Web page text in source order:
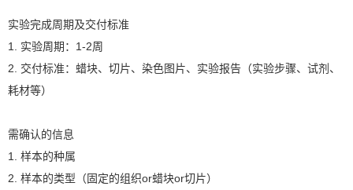
实验完成周期及交付标准
1. 实验周期：1-2周
2. 交付标准：蜡块、切片、染色图片、实验报告（实验步骤、试剂、
耗材等）
需确认的信息
1. 样本的种属
2. 样本的类型（固定的组织or蜡块or切片）